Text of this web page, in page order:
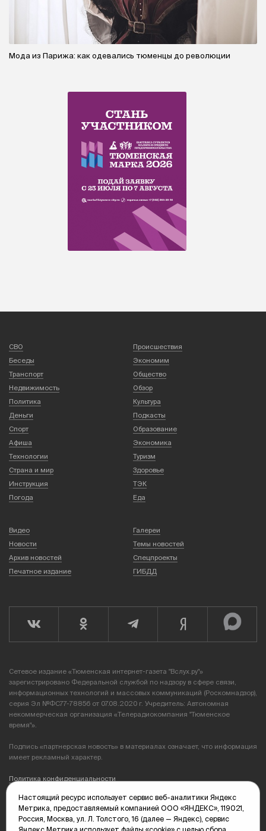
Мода из Парижа: как одевались тюменцы до революции
СВО
Происшествия
Беседы
Экономим
Транспорт
Общество
Недвижимость
Обзор
Политика
Культура
Деньги
Подкасты
Спорт
Образование
Афиша
Экономика
Технологии
Туризм
Страна и мир
Здоровье
Инструкция
ТЭК
Погода
Еда
Видео
Галереи
Новости
Темы новостей
Архив новостей
Спецпроекты
Печатное издание
ГИБДД
Сетевое издание «Тюменская интернет-газета "Вслух.ру"»
зарегистрировано Федеральной службой по надзору в сфере связи,
информационных технологий и массовых коммуникаций (Роскомнадзор),
серия Эл №ФС77-78856 от 07.08.2020 г. Учредитель: Автономная
некоммерческая организация «Телерадиокомпания "Тюменское
время"».
Подпись «партнерская новость» в материалах означает, что информация
имеет рекламный характер.
Политика конфиденциальности
Редакция: 625035, Тюмень, пр. Геологоразведчиков, 28А
(3452) 68-89-05
edit@vsluh.ru
Настоящий ресурс использует сервис веб-аналитики Яндекс
Метрика, предоставляемый компанией ООО «ЯНДЕКС», 119021,
Россия, Москва, ул. Л. Толстого, 16 (далее — Яндекс), сервис